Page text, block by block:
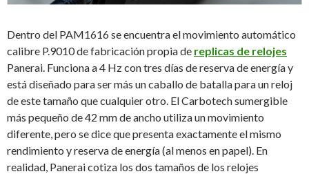
Dentro del PAM1616 se encuentra el movimiento automático
calibre P.9010 de fabricación propia de replicas de relojes
Panerai. Funciona a 4 Hz con tres días de reserva de energía y
está diseñado para ser más un caballo de batalla para un reloj
de este tamaño que cualquier otro. El Carbotech sumergible
más pequeño de 42 mm de ancho utiliza un movimiento
diferente, pero se dice que presenta exactamente el mismo
rendimiento y reserva de energía (al menos en papel). En
realidad, Panerai cotiza los dos tamaños de los relojes